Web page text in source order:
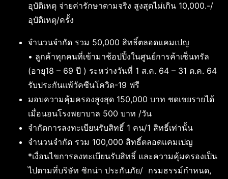
อุบัติเหตุ จ่ายค่ารักษาตามจริง สูงสุดไม่เกิน 10,000.-/
อุบัติเหตุ/ครั้ง
จำนวนจำกัด รวม 50,000 สิทธิ์ตลอดแคมเปญ
• ลูกค้าทุกคนที่เข้ามาช้อปปิ้งในศูนย์การค้าเซ็นทรัล
(อายุ18 – 69 ปี ) ระหว่างวันที่ 1 ส.ค. 64 – 31 ต.ค. 64
รับประกันแพ้วัคซีนโควิด-19 ฟรี
มอบความคุ้มครองสูงสุด 150,000 บาท ชดเชยรายได้
เมื่อนอนโรงพยาบาล 500 บาท /วัน
จำกัดการลงทะเบียนรับสิทธิ์ 1 คน/1 สิทธิ์เท่านั้น
จำนวนจำกัด รวม 100,000 สิทธิ์ตลอดแคมเปญ
*เงื่อนไขการลงทะเบียนรับสิทธิ์ และความคุ้มครองเป็น
ไปตามที่บริษัท ซิกน่า ประกันภัย/ ​ กรมธรรม์กำหนด,